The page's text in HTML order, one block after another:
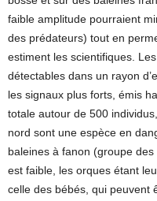
faible amplitude pourraient
des prédateurs) tout en
estiment les scientifiques.
détectables dans un rayon
les signaux plus forts, émis
totale autour de 500
nord sont une espèce en
baleines à fanon (groupe
est faible, les orques étant
celle des bébés, qui peuvent